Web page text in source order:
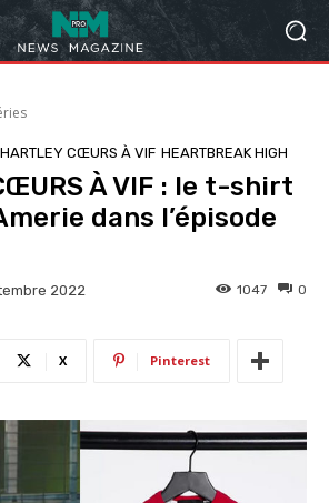
HARTLEY CŒURS À VIF HEARTBREAK HIGH
À VIF : le t-shirt
dans l’épisode
2022 0
1047
X Pinterest